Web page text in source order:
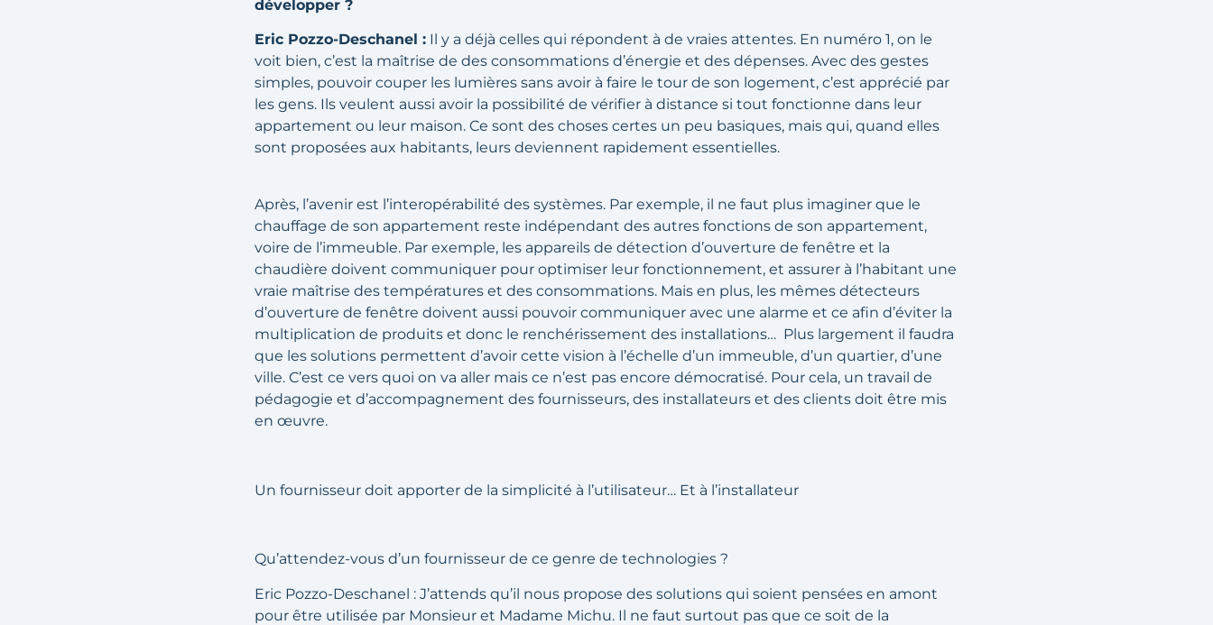
développer ?
Eric Pozzo-Deschanel : Il y a déjà celles qui répondent à de vraies attentes. En numéro 1, on le
voit bien, c’est la maîtrise de des consommations d’énergie et des dépenses. Avec des gestes
simples, pouvoir couper les lumières sans avoir à faire le tour de son logement, c’est apprécié par
les gens. Ils veulent aussi avoir la possibilité de vérifier à distance si tout fonctionne dans leur
appartement ou leur maison. Ce sont des choses certes un peu basiques, mais qui, quand elles
sont proposées aux habitants, leurs deviennent rapidement essentielles.
Après, l’avenir est l’interopérabilité des systèmes. Par exemple, il ne faut plus imaginer que le
chauffage de son appartement reste indépendant des autres fonctions de son appartement,
voire de l’immeuble. Par exemple, les appareils de détection d’ouverture de fenêtre et la
chaudière doivent communiquer pour optimiser leur fonctionnement, et assurer à l’habitant une
vraie maîtrise des températures et des consommations. Mais en plus, les mêmes détecteurs
d’ouverture de fenêtre doivent aussi pouvoir communiquer avec une alarme et ce afin d’éviter la
multiplication de produits et donc le renchérissement des installations… Plus largement il faudra
que les solutions permettent d’avoir cette vision à l’échelle d’un immeuble, d’un quartier, d’une
ville. C’est ce vers quoi on va aller mais ce n’est pas encore démocratisé. Pour cela, un travail de
pédagogie et d’accompagnement des fournisseurs, des installateurs et des clients doit être mis
en œuvre.
Un fournisseur doit apporter de la simplicité à l’utilisateur… Et à l’installateur
Qu’attendez-vous d’un fournisseur de ce genre de technologies ?
Eric Pozzo-Deschanel : J’attends qu’il nous propose des solutions qui soient pensées en amont
pour être utilisée par Monsieur et Madame Michu. Il ne faut surtout pas que ce soit de la